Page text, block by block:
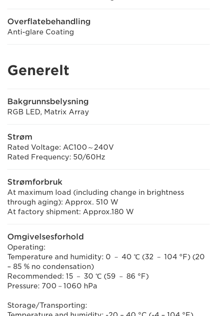
Overflatebehandling
Anti-glare Coating
Generelt
Bakgrunnsbelysning
RGB LED, Matrix Array
Strøm
Rated Voltage: AC100～240V
Rated Frequency: 50/60Hz
Strømforbruk
At maximum load (including change in brightness
through aging): Approx. 510 W
At factory shipment: Approx.180 W
Omgivelsesforhold
Operating:
Temperature and humidity: 0 － 40 ℃ (32 － 104 °F) (20
– 85 % no condensation)
Recommended: 15 － 30 ℃ (59 － 86 °F)
Pressure: 700－1060 hPa
Storage/Transporting: